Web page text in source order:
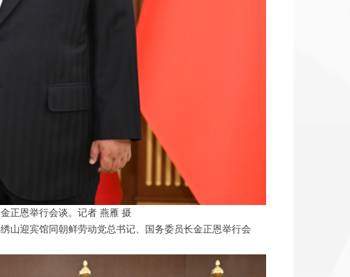
正恩举行会谈。记者 燕雁 摄
迎宾馆同朝鲜劳动党总书记、国务委员长金正恩举行会